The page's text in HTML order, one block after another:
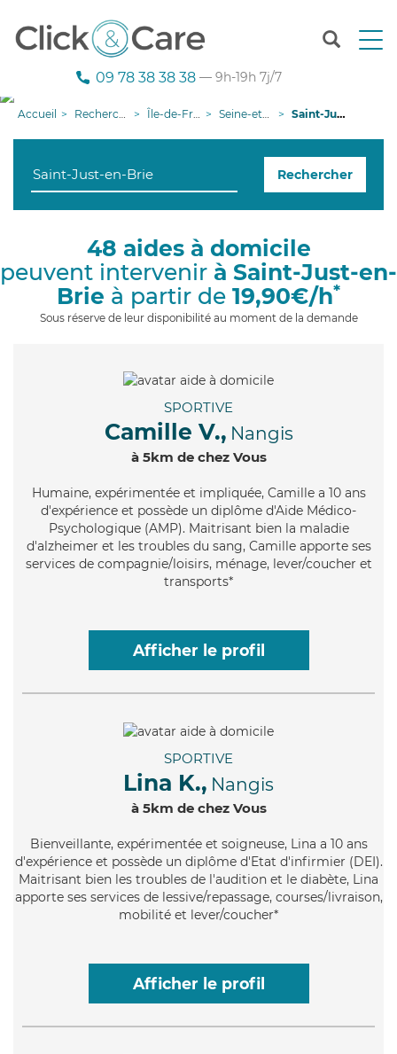
T
n
g
i
09 78 38 38 38 — 9h-19h 7j/7
Accueil Recherche aide à domicile Île-de-France Seine-et-Marne Saint-Just-en-Brie
Rechercher
48 aides à domicile
peuvent intervenir à Saint-Just-en-
Brie à partir de 19,90€/h*
Sous réserve de leur disponibilité au moment de la demande
SPORTIVE
Camille V., Nangis
à 5km de chez Vous
Humaine, expérimentée et impliquée, Camille a 10 ans
d'expérience et possède un diplôme d'Aide Médico-
Psychologique (AMP). Maitrisant bien la maladie
d'alzheimer et les troubles du sang, Camille apporte ses
services de compagnie/loisirs, ménage, lever/coucher et
transports*
Afficher le profil
SPORTIVE
Lina K., Nangis
à 5km de chez Vous
Bienveillante, expérimentée et soigneuse, Lina a 10 ans
d'expérience et possède un diplôme d'Etat d'infirmier (DEI).
Maitrisant bien les troubles de l'audition et le diabète, Lina
apporte ses services de lessive/repassage, courses/livraison,
mobilité et lever/coucher*
Afficher le profil